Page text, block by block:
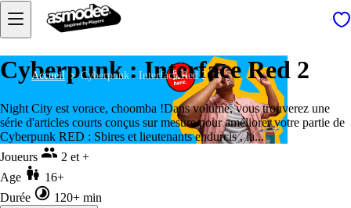
Accueil Cyberpunk : Interface Red 2
Cyberpunk : Interface Red 2
Night City est vorace, choomba !Dans volume, vous trouverez une
série d'articles courts conçus sur mesure pour améliorer votre partie de
Cyberpunk RED : Sbires et lieutenants endurcis , la...
Joueurs
2 et +
Age
16+
Durée
120+ min